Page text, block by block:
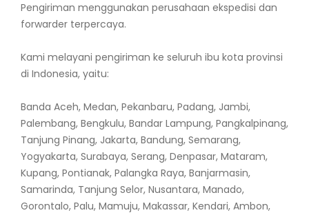
Pengiriman menggunakan perusahaan ekspedisi dan
forwarder terpercaya.
Kami melayani pengiriman ke seluruh ibu kota provinsi
di Indonesia, yaitu:
Banda Aceh, Medan, Pekanbaru, Padang, Jambi,
Palembang, Bengkulu, Bandar Lampung, Pangkalpinang,
Tanjung Pinang, Jakarta, Bandung, Semarang,
Yogyakarta, Surabaya, Serang, Denpasar, Mataram,
Kupang, Pontianak, Palangka Raya, Banjarmasin,
Samarinda, Tanjung Selor, Nusantara, Manado,
Gorontalo, Palu, Mamuju, Makassar, Kendari, Ambon,